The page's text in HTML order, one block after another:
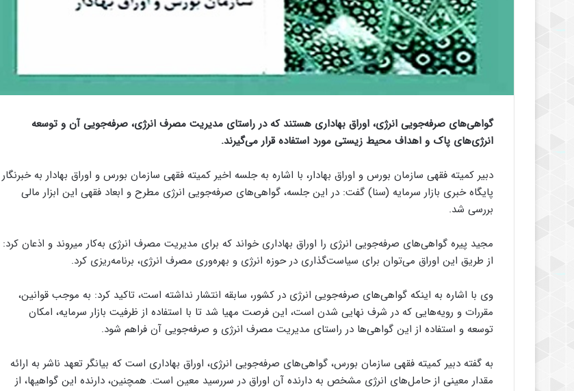
گواهی‌های صرفه‌جویی انرژی، اوراق بهاداری هستند که در راستای مدیریت مصرف انرژی، صرفه‌جویی آن و توسعه
انرژی‌های پاک و اهداف محیط ‌زیستی مورد استفاده قرار می‌گیرند.
دبیر کمیته فقهی سازمان بورس و اوراق بهادار، با اشاره به جلسه اخیر کمیته فقهی سازمان بورس و اوراق بهادار به خبرنگار
پایگاه خبری بازار سرمایه (سنا) گفت: در این جلسه، گواهی‌های صرفه‌جویی انرژی مطرح و ابعاد فقهی این ابزار مالی
بررسی شد.
مجید پیره گواهی‌های صرفه‌جویی انرژی را اوراق بهاداری خواند که برای مدیریت مصرف انرژی به‌کار می‎روند و اذعان کرد:
از طریق این اوراق می‌توان برای سیاست‌گذاری در حوزه انرژی و بهره‌وری مصرف انرژی، برنامه‌ریزی‌ کرد.
وی با اشاره به اینکه گواهی‌های صرفه‌جویی انرژی در کشور، سابقه انتشار نداشته است، تاکید کرد: به موجب قوانین،
مقررات و رویه‌هایی که در شرف نهایی شدن است، این فرصت مهیا شد تا با استفاده از ظرفیت بازار سرمایه، امکان
توسعه و استفاده از این گواهی‌ها در راستای مدیریت مصرف انرژی و صرفه‌جویی آن فراهم شود.
به گفته دبیر کمیته فقهی سازمان بورس، گواهی‌های صرفه‌جویی انرژی، اوراق بهاداری است که بیانگر تعهد ناشر به ارائه
مقدار معینی از حامل‌های انرژی مشخص به دارنده آن اوراق در سررسید معین است. همچنین، دارنده این گواهی‎ها، از